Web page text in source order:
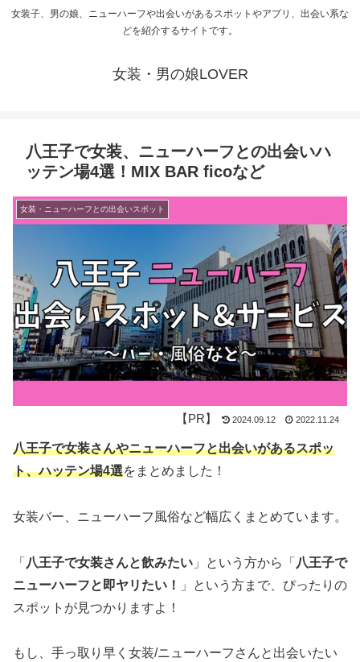
女装子、男の娘、ニューハーフや出会いがあるスポットやアプリ、出会い系な
どを紹介するサイトです。
女装・男の娘LOVER
八王子で女装、ニューハーフとの出会いハ
ッテン場4選！MIX BAR ficoなど
女装・ニューハーフとの出会いスポット
2024.09.12 2022.11.24
八王子で女装さんやニューハーフと出会いがあるスポッ
ト、ハッテン場4選をまとめました！
女装バー、ニューハーフ風俗など幅広くまとめています。
「 八王子で女装さんと飲みたい 」という方から「 八王子で
ニューハーフと即ヤリたい！
」という方まで、ぴったりの
スポットが見つかりますよ！
もし、手っ取り早く女装/ニューハーフさんと出会いたい